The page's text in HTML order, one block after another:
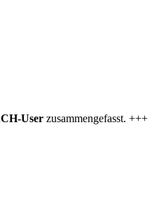
User zusammengefasst. +++